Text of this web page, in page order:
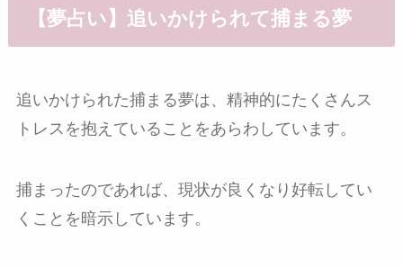
【夢占い】追いかけられて捕まる夢
追いかけられた捕まる夢は、精神的にたくさんス
トレスを抱えていることをあらわしています。
捕まったのであれば、現状が良くなり好転してい
くことを暗示しています。